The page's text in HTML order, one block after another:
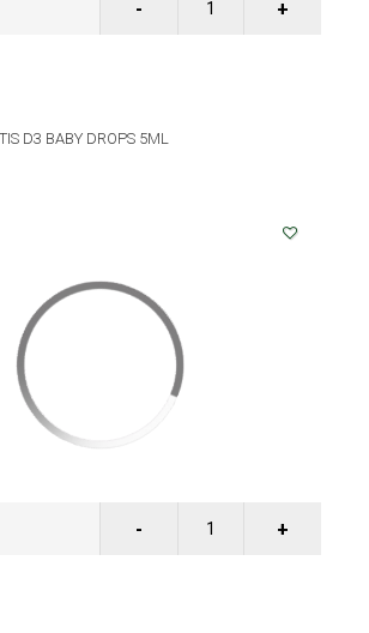
D3 BABY DROPS 5ML